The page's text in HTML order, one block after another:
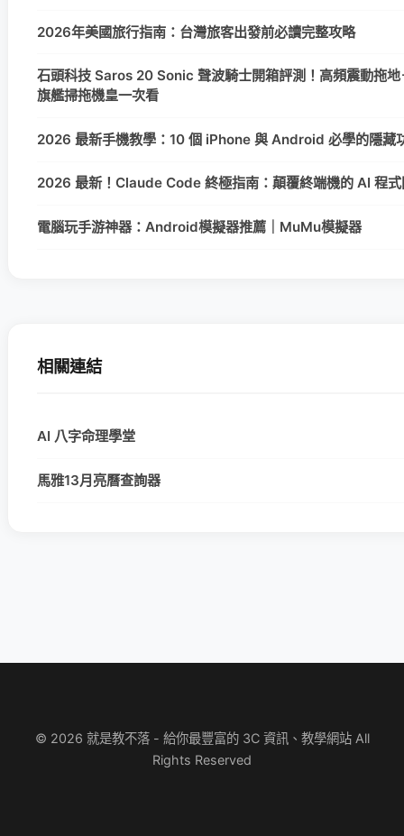
2026年美國旅行指南：台灣旅客出發前必讀完整攻略
石頭科技 Saros 20 Sonic 聲波騎士開箱評測！高頻震動拖
旗艦掃拖機皇一次看
2026 最新手機教學：10 個 iPhone 與 Android 必學的隱藏
2026 最新！Claude Code 終極指南：顛覆終端機的 AI 程式
電腦玩手游神器：Android模擬器推薦｜MuMu模擬器
相關連結
AI 八字命理學堂
馬雅13月亮曆查詢器
© 2026 就是教不落 - 給你最豐富的 3C 資訊、教學網站 All
Rights Reserved